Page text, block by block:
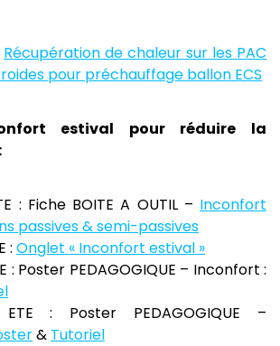
Récupération de chaleur sur les PAC
pour préchauffage ballon ECS
estival pour réduire la
: Fiche BOITE A OUTIL – Inconfort
passives & semi-passives
: Onglet « Inconfort estival »
: Poster PEDAGOGIQUE – Inconfort :
ETE : Poster PEDAGOGIQUE –
& Tutoriel